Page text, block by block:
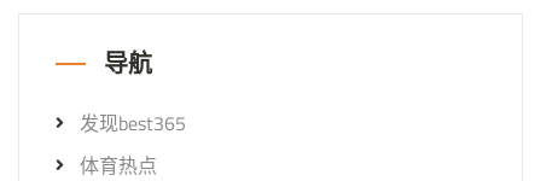
导航
发现best365
体育热点